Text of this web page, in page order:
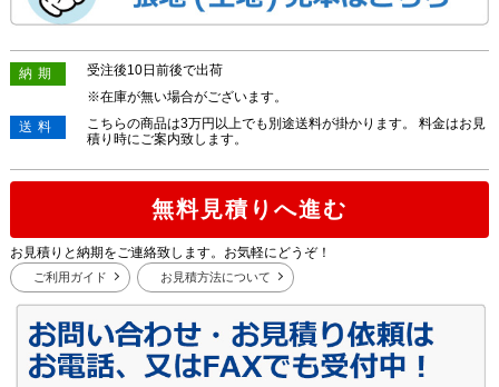
納期
受注後10日前後で出荷
※在庫が無い場合がございます。
送料
こちらの商品は3万円以上でも別途送料が掛かります。 料金はお見
積り時にご案内致します。
無料見積りへ進む
お見積りと納期をご連絡致します。お気軽にどうぞ！
ご利用ガイド お見積方法について